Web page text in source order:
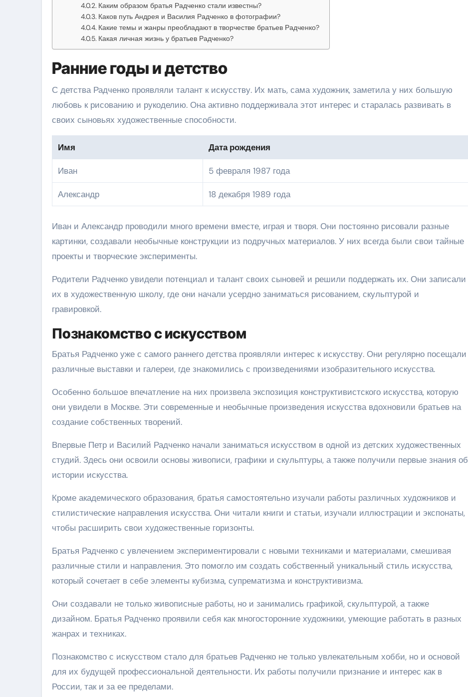
Каким образом братья Радченко стали известны?
Каков путь Андрея и Василия Радченко в фотографии?
Какие темы и жанры преобладают в творчестве братьев Радченко?
Какая личная жизнь у братьев Радченко?
Ранние годы и детство
С детства Радченко проявляли талант к искусству. Их мать, сама художник, заметила у них большую
любовь к рисованию и рукоделию. Она активно поддерживала этот интерес и старалась развивать в
своих сыновьях художественные способности.
Имя Дата рождения
Иван 5 февраля 1987 года
Александр 18 декабря 1989 года
Иван и Александр проводили много времени вместе, играя и творя. Они постоянно рисовали разные
картинки, создавали необычные конструкции из подручных материалов. У них всегда были свои тайные
проекты и творческие эксперименты.
Родители Радченко увидели потенциал и талант своих сыновей и решили поддержать их. Они записали
их в художественную школу, где они начали усердно заниматься рисованием, скульптурой и
гравировкой.
Познакомство с искусством
Братья Радченко уже с самого раннего детства проявляли интерес к искусству. Они регулярно посещали
различные выставки и галереи, где знакомились с произведениями изобразительного искусства.
Особенно большое впечатление на них произвела экспозиция конструктивистского искусства, которую
они увидели в Москве. Эти современные и необычные произведения искусства вдохновили братьев на
создание собственных творений.
Впервые Петр и Василий Радченко начали заниматься искусством в одной из детских художественных
студий. Здесь они освоили основы живописи, графики и скульптуры, а также получили первые знания об
истории искусства.
Кроме академического образования, братья самостоятельно изучали работы различных художников и
стилистические направления искусства. Они читали книги и статьи, изучали иллюстрации и экспонаты,
чтобы расширить свои художественные горизонты.
Братья Радченко с увлечением экспериментировали с новыми техниками и материалами, смешивая
различные стили и направления. Это помогло им создать собственный уникальный стиль искусства,
который сочетает в себе элементы кубизма, супрематизма и конструктивизма.
Они создавали не только живописные работы, но и занимались графикой, скульптурой, а также
дизайном. Братья Радченко проявили себя как многосторонние художники, умеющие работать в разных
жанрах и техниках.
Познакомство с искусством стало для братьев Радченко не только увлекательным хобби, но и основой
для их будущей профессиональной деятельности. Их работы получили признание и интерес как в
России, так и за ее пределами.